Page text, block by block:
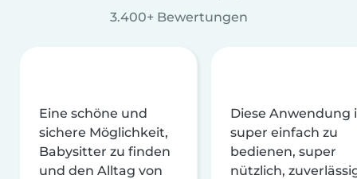
3.400+ Bewertungen
Eine schöne und
sichere Möglichkeit,
Babysitter zu finden
und den Alltag von
Diese Anwendung
super einfach zu
bedienen, super
nützlich,